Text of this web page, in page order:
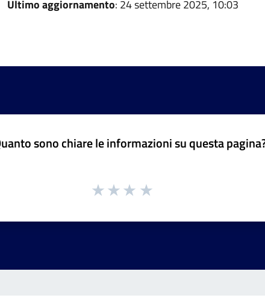
Ultimo aggiornamento: 24 settembre 2025, 10:03
sono chiare le informazioni su questa